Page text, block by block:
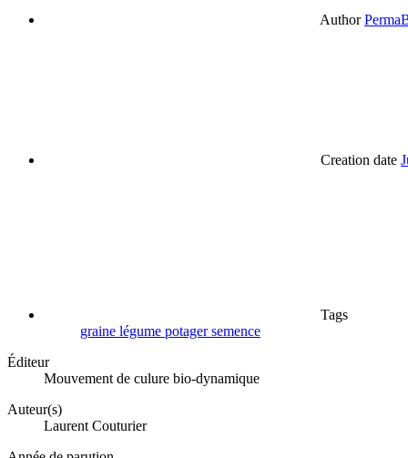
Author
Creation date
Tags
graine légume potagersemence
Éditeur
Mouvement de culure bio-dynamique
Auteur(s)
Laurent Couturier